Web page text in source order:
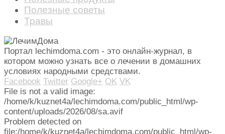
Полезные советы
Травы
Портал lechimdoma.com - это онлайн-журнал, в
котором можно узнать все о лечении в домашних
условиях народными средствами.
Facebook Twitter Google+ OK VK
File is not a valid image:
/home/k/kuznet4a/lechimdoma.com/public_html/wp-
content/uploads/2026/08/sa.avif
Problem detected on
file:/home/k/kuznet4a/lechimdoma.com/public_html/wp-